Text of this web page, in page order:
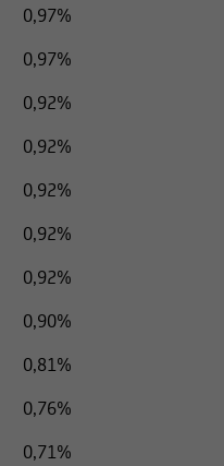
0,97%
0,97%
0,92%
0,92%
0,92%
0,92%
0,92%
0,90%
0,81%
0,76%
0,71%